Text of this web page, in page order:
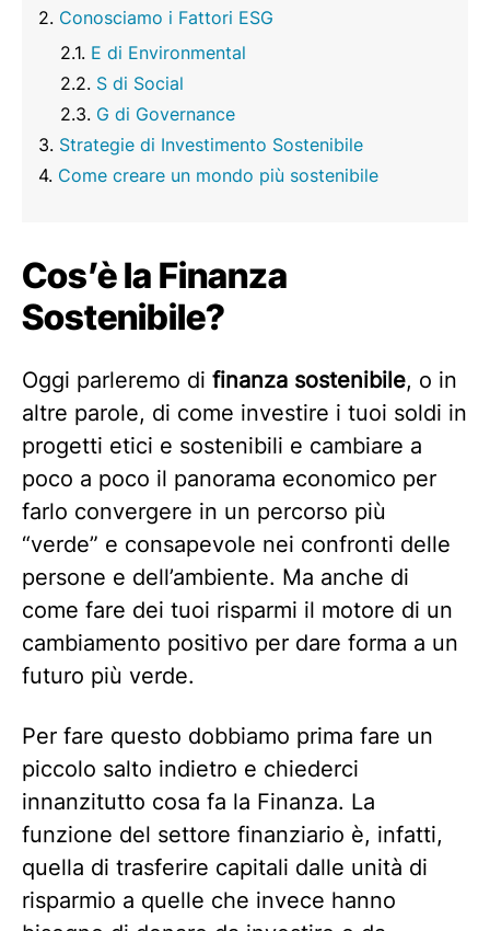
Conosciamo i Fattori ESG
E di Environmental
S di Social
G di Governance
Strategie di Investimento Sostenibile
Come creare un mondo più sostenibile
Cos’è la Finanza
Sostenibile?
Oggi parleremo di finanza sostenibile, o in
altre parole, di come investire i tuoi soldi in
progetti etici e sostenibili e cambiare a
poco a poco il panorama economico per
farlo convergere in un percorso più
“verde” e consapevole nei confronti delle
persone e dell’ambiente. Ma anche di
come fare dei tuoi risparmi il motore di un
cambiamento positivo per dare forma a un
futuro più verde.
Per fare questo dobbiamo prima fare un
piccolo salto indietro e chiederci
innanzitutto cosa fa la Finanza. La
funzione del settore finanziario è, infatti,
quella di trasferire capitali dalle unità di
risparmio a quelle che invece hanno